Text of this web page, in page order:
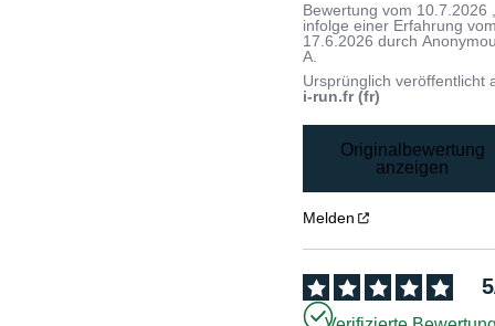
Bewertung vom 10.7.2026
infolge einer Erfahrung
17.6.2026 durch
A.
Ursprünglich veröffentlicht
i-run.fr (fr)
Originalbewertung
anzeigen
Melden
5